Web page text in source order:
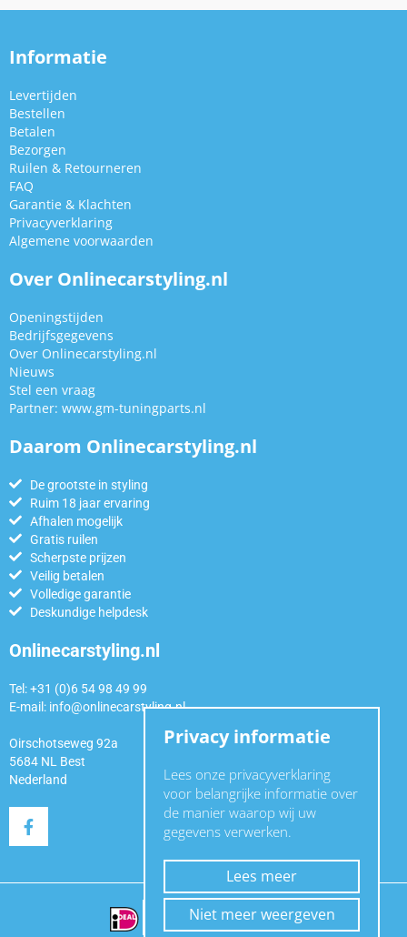
Informatie
Levertijden
Bestellen
Betalen
Bezorgen
Ruilen & Retourneren
FAQ
Garantie & Klachten
Privacyverklaring
Algemene voorwaarden
Over Onlinecarstyling.nl
Openingstijden
Bedrijfsgegevens
Over Onlinecarstyling.nl
Nieuws
Stel een vraag
Partner: www.gm-tuningparts.nl
Daarom Onlinecarstyling.nl
De grootste in styling
Ruim 18 jaar ervaring
Afhalen mogelijk
Gratis ruilen
Scherpste prijzen
Veilig betalen
Volledige garantie
Deskundige helpdesk
Onlinecarstyling.nl
Tel: +31 (0)6 54 98 49 99
E-mail: info@onlinecarstyling.nl
Oirschotseweg 92a
5684 NL Best
Nederland
Privacy informatie
Lees onze privacyverklaring
voor belangrijke informatie over
de manier waarop wij uw
gegevens verwerken.
Lees meer
Niet meer weergeven